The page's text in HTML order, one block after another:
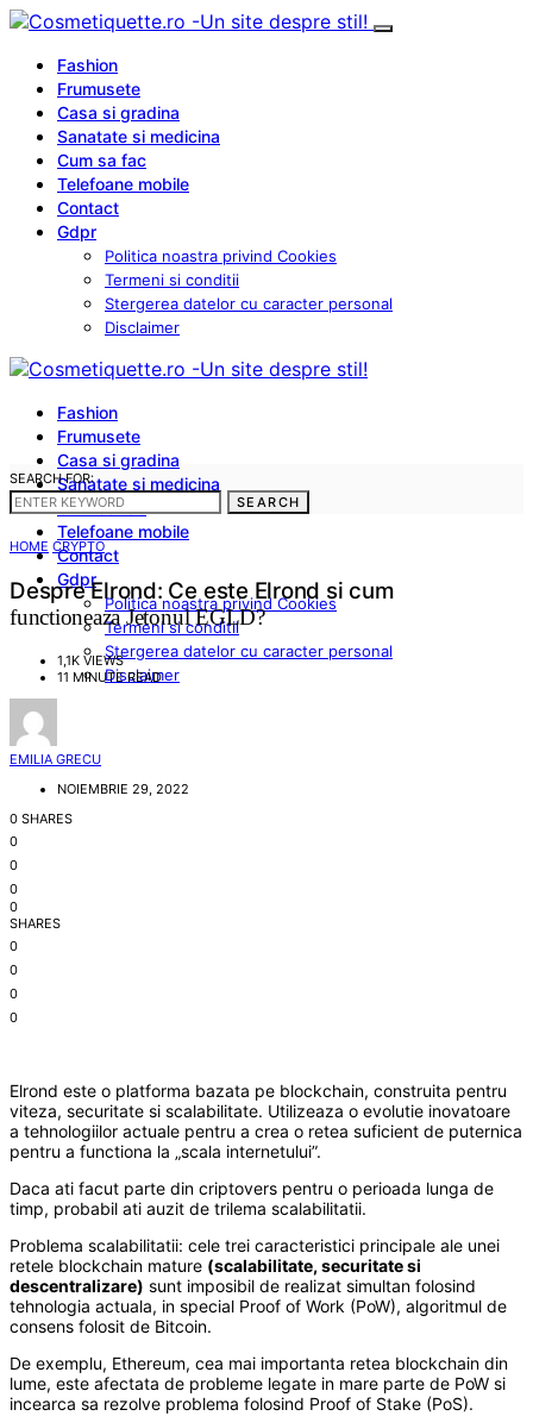
Fashion
Frumusete
Casa si gradina
Sanatate si medicina
Cum sa fac
Telefoane mobile
Contact
Gdpr
Politica noastra privind Cookies
Termeni si conditii
Stergerea datelor cu caracter personal
Disclaimer
Fashion
Frumusete
Casa si gradina
Sanatate si medicina
Cum sa fac
Telefoane mobile
Contact
Gdpr
Politica noastra privind Cookies
Termeni si conditii
Stergerea datelor cu caracter personal
Disclaimer
SEARCH FOR:
SEARCH
HOME CRYPTO
Despre Elrond: Ce este Elrond si cum
functioneaza Jetonul EGLD?
1,1K VIEWS
11 MINUTE READ
EMILIA GRECU
NOIEMBRIE 29, 2022
0 SHARES
0
0
0
0
SHARES
0
0
0
0
Elrond este o platforma bazata pe blockchain, construita pentru
viteza, securitate si scalabilitate. Utilizeaza o evolutie inovatoare
a tehnologiilor actuale pentru a crea o retea suficient de puternica
pentru a functiona la „scala internetului”.
Daca ati facut parte din criptovers pentru o perioada lunga de
timp, probabil ati auzit de trilema scalabilitatii.
Problema scalabilitatii: cele trei caracteristici principale ale unei
retele blockchain mature (scalabilitate, securitate si
descentralizare) sunt imposibil de realizat simultan folosind
tehnologia actuala, in special Proof of Work (PoW), algoritmul de
consens folosit de Bitcoin.
De exemplu, Ethereum, cea mai importanta retea blockchain din
lume, este afectata de probleme legate in mare parte de PoW si
incearca sa rezolve problema folosind Proof of Stake (PoS).